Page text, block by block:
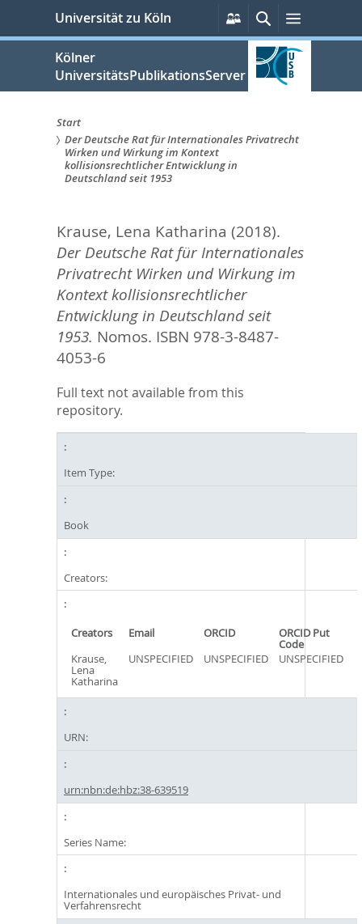
springen
Universität zu Köln
Persönliche
Services
SucheMenü
Kölner
UniversitätsPublikationsServer
Sie
sind
Start
Der Deutsche Rat für Internationales Privatrecht
Wirken und Wirkung im Kontext
kollisionsrechtlicher Entwicklung in
Deutschland seit 1953
Krause, Lena Katharina (2018).
Der Deutsche Rat für Internationales
Privatrecht Wirken und Wirkung im
Kontext kollisionsrechtlicher
Entwicklung in Deutschland seit
1953. Nomos. ISBN 978-3-8487-
4053-6
Full text not available from this
repository.
Item Type:
Book
Creators:
Creators Email ORCID ORCID Put
Code
Krause,
Lena
Katharina
UNSPECIFIED UNSPECIFIED UNSPECIFIED
URN:
urn:nbn:de:hbz:38-639519
Series Name:
Internationales und europäisches Privat- und
Verfahrensrecht